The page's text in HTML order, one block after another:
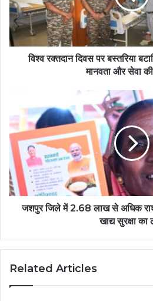
विश्व रक्तदान दिवस पर बस्तरिया
मानवता और सेवा
जशपुर जिले में 2.68 लाख से अधिक राशन
खाद्य सुरक्षा का
Related Articles